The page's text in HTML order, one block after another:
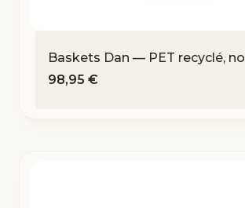
Baskets Dan — PET recyclé,
98,95 €